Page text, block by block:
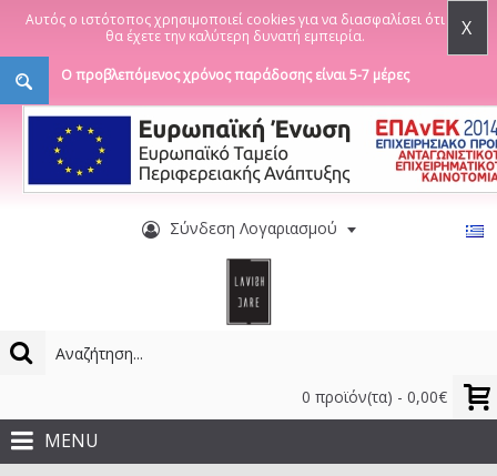
Αυτός ο ιστότοπος χρησιμοποιεί cookies για να διασφαλίσει ότι
θα έχετε την καλύτερη δυνατή εμπειρία.
X
Ο προβλεπόμενος χρόνος παράδοσης είναι 5-7 μέρες
Σύνδεση Λογαριασμού
0 προϊόν(τα) - 0,00€
MENU